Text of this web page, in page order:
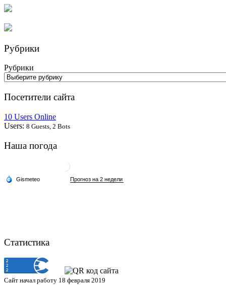
Рубрики
Рубрики
Посетители сайта
10 Users Online
Users: 8 Guests, 2 Bots
Наша погода
Статистика
Сайт начал работу 18 февраля 2019